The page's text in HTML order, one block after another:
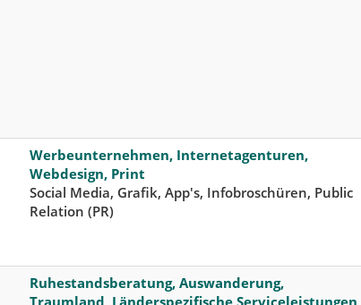
Werbeunternehmen, Internetagenturen,
Webdesign, Print
Social Media, Grafik, App's, Infobroschüren, Public
Relation (PR)
Ruhestandsberatung, Auswanderung,